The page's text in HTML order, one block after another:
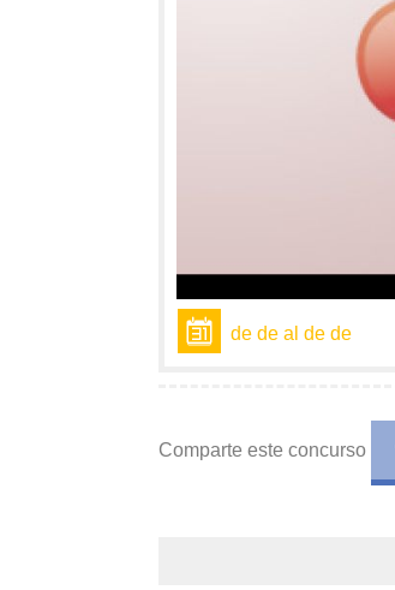
de de al de de
Comparte este concurso